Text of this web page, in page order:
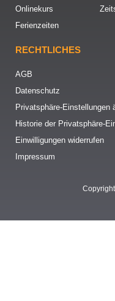
Onlinekurs
Ferienzeiten
RECHTLICHES
AGB
Datenschutz
Privatsphäre-Einstellungen
Historie der Privatsphäre-
Einwilligungen widerrufen
Impressum